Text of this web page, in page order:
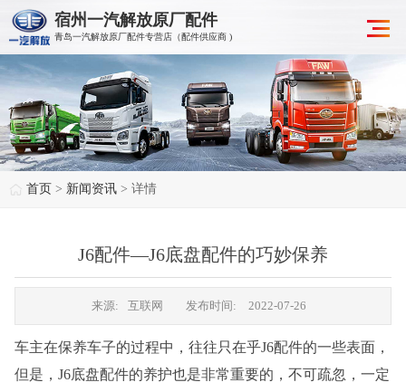
宿州一汽解放原厂配件
青岛一汽解放原厂配件专营店（配件供应商 )
首页 > 新闻资讯 > 详情
J6配件—J6底盘配件的巧妙保养
来源: 互联网 发布时间: 2022-07-26
车主在保养车子的过程中，往往只在乎J6配件的一些表面，
但是，J6底盘配件的养护也是非常重要的，不可疏忽，一定